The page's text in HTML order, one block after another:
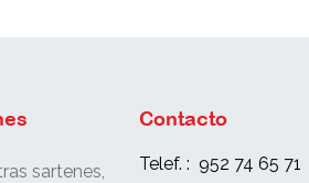
sartenes,
Contacto
Telef. : 952 74 65 71